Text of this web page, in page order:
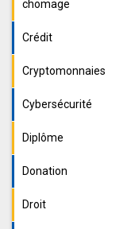
chomage
Crédit
Cryptomonnaies
Cybersécurité
Diplôme
Donation
Droit